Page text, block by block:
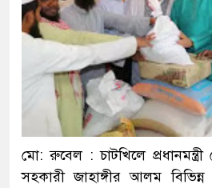
মো: রুবেল : চাটখিলে প্রধানমন্ত্রী
সহকারী জাহাঙ্গীর আলম